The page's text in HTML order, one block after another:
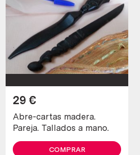
Abre-cartas madera.
Pareja. Tallados a mano.
29 €
COMPRAR